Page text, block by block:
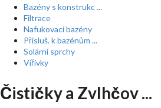
Bazény s konstrukc ...
Filtrace
Nafukovací bazény
Přísluš. k bazénům ...
Solární sprchy
Vířivky
Čističky a Zvlhčov ...